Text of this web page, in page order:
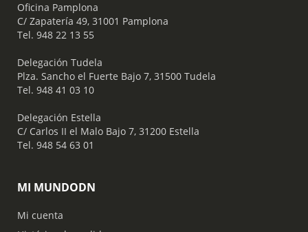
Oficina Pamplona
C/ Zapatería 49, 31001 Pamplona
Tel. 948 22 13 55
​ Delegación Tudela
Plza. Sancho el Fuerte Bajo 7, 31500 Tudela
Tel. 948 41 03 10
​ Delegación Estella
C/ Carlos II el Malo Bajo 7, 31200 Estella
Tel. 948 54 63 01
MI MUNDODN
Mi cuenta